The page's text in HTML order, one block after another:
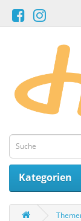
Kategorien